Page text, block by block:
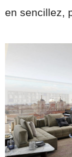
en sencillez,